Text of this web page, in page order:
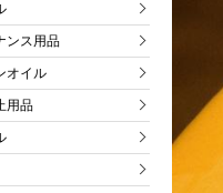
ンス用品
オイル
用品